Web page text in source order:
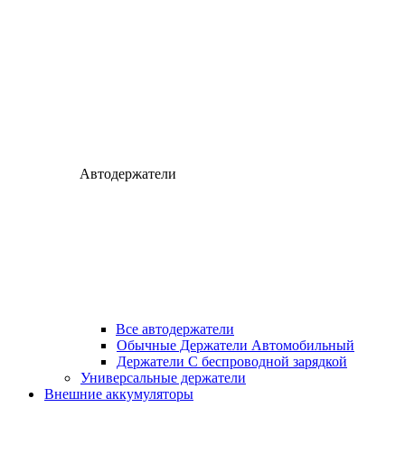
Автодержатели
Все автодержатели
Обычные Держатели Автомобильный
Держатели С беспроводной зарядкой
Универсальные держатели
Внешние аккумуляторы